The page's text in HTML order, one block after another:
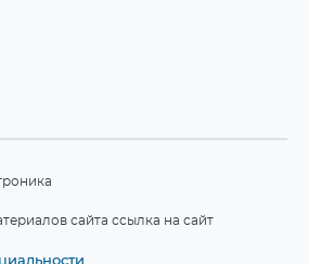
сайта ссылка на сайт